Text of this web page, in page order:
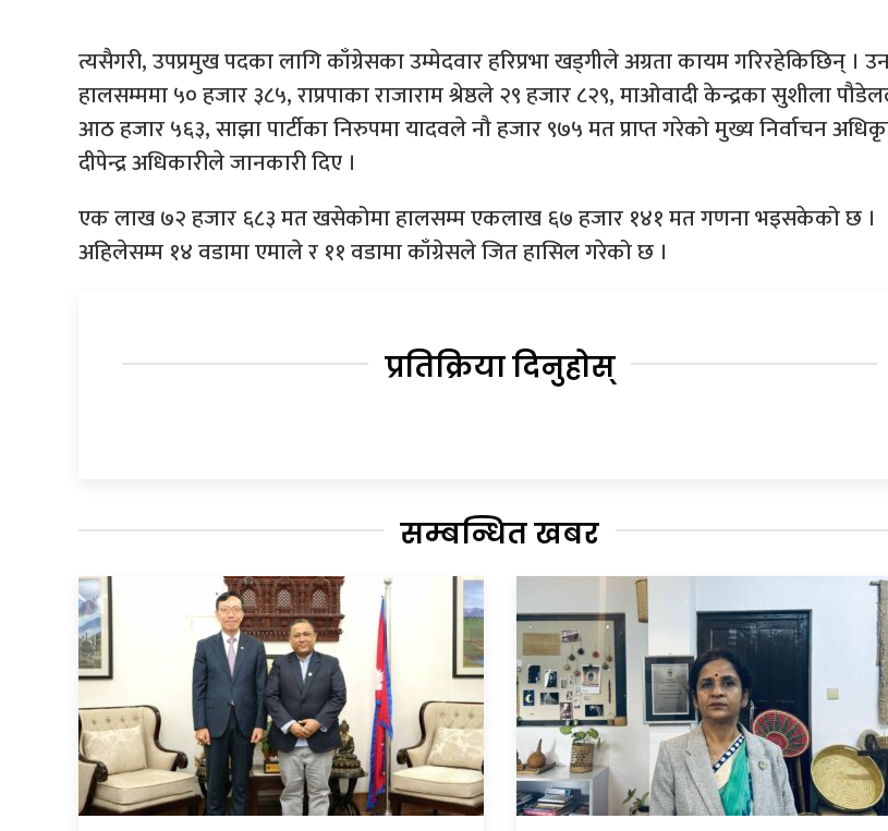
त्यसैगरी, उपप्रमुख पदका लागि काँग्रेसका उम्मेदवार हरिप्रभा खड्गीले अग्रता कायम गरिरहेकिछिन् ।
हालसम्ममा ५० हजार ३८५, राप्रपाका राजाराम श्रेष्ठले २९ हजार ८२९, माओवादी केन्द्रका सुशीला
आठ हजार ५६३, साझा पार्टीका निरुपमा यादवले नौ हजार ९७५ मत प्राप्त गरेको मुख्य निर्वाचन
दीपेन्द्र अधिकारीले जानकारी दिए ।
एक लाख ७२ हजार ६८३ मत खसेकोमा हालसम्म एकलाख ६७ हजार १४१ मत गणना भइसकेको छ ।
अहिलेसम्म १४ वडामा एमाले र ११ वडामा काँग्रेसले जित हासिल गरेको छ ।
प्रतिक्रिया दिनुहोस्
सम्बन्धित खबर